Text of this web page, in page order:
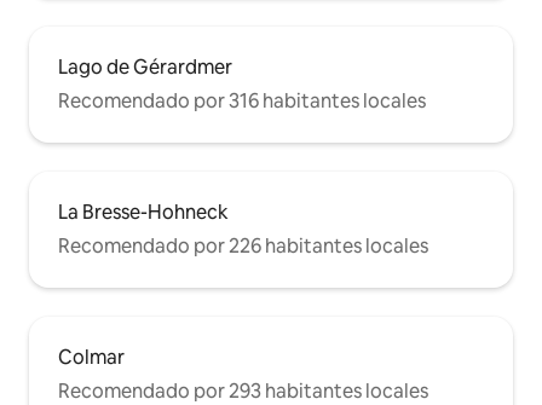
Lago de Gérardmer
Recomendado por 316 habitantes locales
La Bresse-Hohneck
Recomendado por 226 habitantes locales
Colmar
Recomendado por 293 habitantes locales